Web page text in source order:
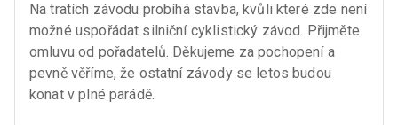
Na tratích závodu probíhá stavba, kvůli které zde není
možné uspořádat silniční cyklistický závod. Přijměte
omluvu od pořadatelů. Děkujeme za pochopení a
pevně věříme, že ostatní závody se letos budou
konat v plné parádě.